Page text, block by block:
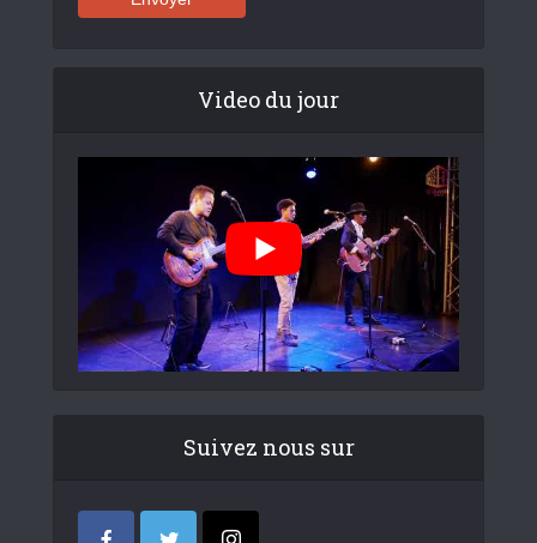
Video du jour
Suivez nous sur